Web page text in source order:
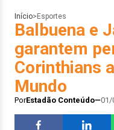
Início> Esportes
Balbuena e
garantem
Corinthians
Mundo
PorEstadão Conteúdo 01/